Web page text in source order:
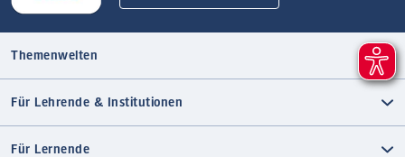
Themenwelten
Für Lehrende & Institutionen
Für Lernende